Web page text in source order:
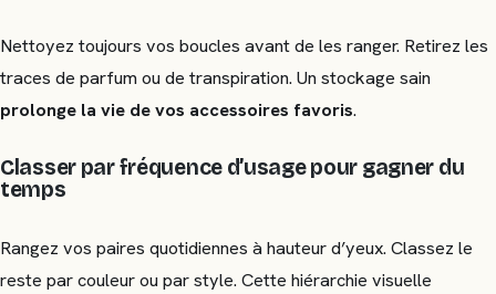
Nettoyez toujours vos boucles avant de les ranger. Retirez les
traces de parfum ou de transpiration. Un stockage sain
prolonge la vie de vos accessoires favoris.
Classer par fréquence d’usage pour gagner du
temps
Rangez vos paires quotidiennes à hauteur d’yeux. Classez le
reste par couleur ou par style. Cette hiérarchie visuelle